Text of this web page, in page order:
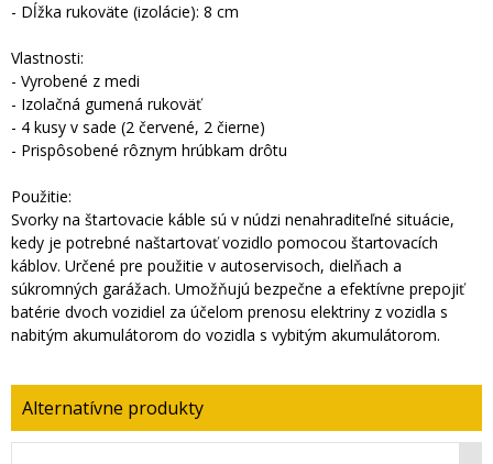
- Dĺžka rukoväte (izolácie): 8 cm
Vlastnosti:
- Vyrobené z medi
- Izolačná gumená rukoväť
- 4 kusy v sade (2 červené, 2 čierne)
- Prispôsobené rôznym hrúbkam drôtu
Použitie:
Svorky na štartovacie káble sú v núdzi nenahraditeľné situácie,
kedy je potrebné naštartovať vozidlo pomocou štartovacích
káblov. Určené pre použitie v autoservisoch, dielňach a
súkromných garážach. Umožňujú bezpečne a efektívne prepojiť
batérie dvoch vozidiel za účelom prenosu elektriny z vozidla s
nabitým akumulátorom do vozidla s vybitým akumulátorom.